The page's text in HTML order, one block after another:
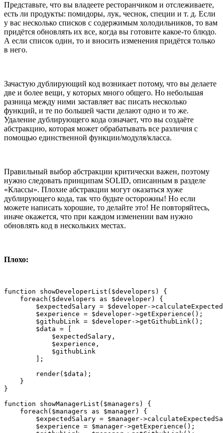
Представьте, что вы владеете ресторанчиком и отслеживаете,
есть ли продукты: помидоры, лук, чеснок, специи и т. д. Если
у вас несколько списков с содержимым холодильников, то вам
придётся обновлять их все, когда вы готовите какое-то блюдо.
А если список один, то и вносить изменения придётся только
в него.
Зачастую дублирующий код возникает потому, что вы делаете
две и более вещи, у которых много общего. Но небольшая
разница между ними заставляет вас писать несколько
функций, и те по большей части делают одно и то же.
Удаление дублирующего кода означает, что вы создаёте
абстракцию, которая может обрабатывать все различия с
помощью единственной функции/модуля/класса.
Правильный выбор абстракции критически важен, поэтому
нужно следовать принципам SOLID, описанным в разделе
«Классы». Плохие абстракции могут оказаться хуже
дублирующего кода, так что будьте осторожны! Но если
можете написать хорошие, то делайте это! Не повторяйтесь,
иначе окажется, что при каждом изменении вам нужно
обновлять код в нескольких местах.
Плохо:
function showDeveloperList($developers) {
    foreach($developers as $developer) {
$expectedSalary = $developer-
        $experience = $developer->getExperience();
        $githubLink = $developer->getGithubLink();
        $data = [
            $expectedSalary,
            $experience,
            $githubLink
        ];
        render($data);
    }
}
function showManagerList($managers) {
    foreach($managers as $manager) {
$expectedSalary = $manager-
        $experience = $manager->getExperience();